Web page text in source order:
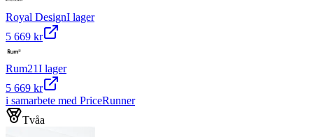
Royal DesignI lager
5 669 kr
Rum21I lager
5 669 kr
i samarbete med PriceRunner
Tvåa